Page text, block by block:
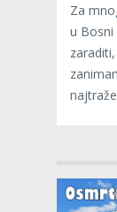
Za
u